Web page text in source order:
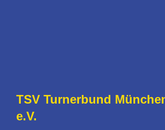
TSV Turnerbund
e.V.